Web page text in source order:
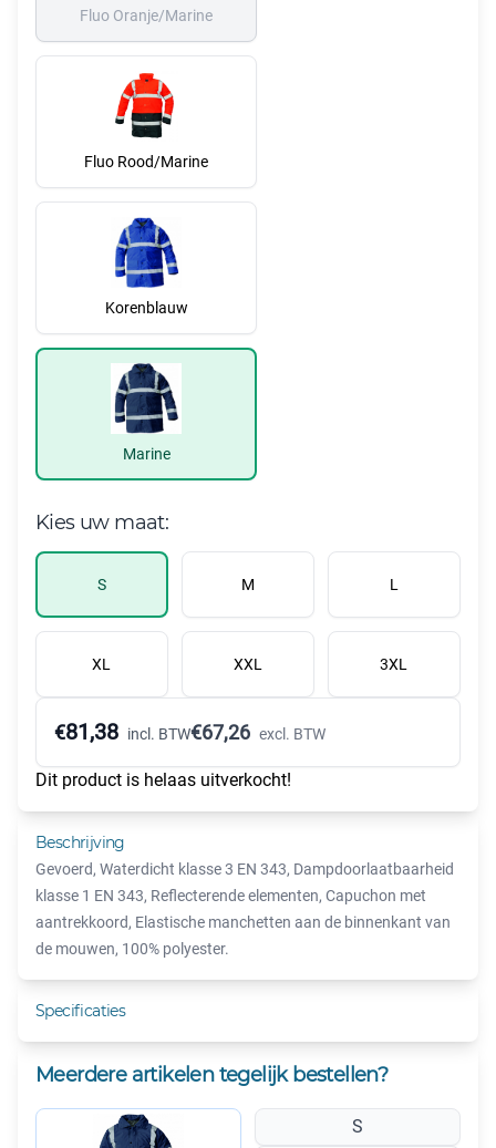
Fluo Oranje/Marine
Fluo Rood/Marine
Korenblauw
Marine
Kies uw maat:
S M L
XL XXL 3XL
€81,38 incl. BTW€67,26 excl. BTW
Dit product is helaas uitverkocht!
Beschrijving
Gevoerd, Waterdicht klasse 3 EN 343, Dampdoorlaatbaarheid
klasse 1 EN 343, Reflecterende elementen, Capuchon met
aantrekkoord, Elastische manchetten aan de binnenkant van
de mouwen, 100% polyester.
Specificaties
Meerdere artikelen tegelijk bestellen?
S